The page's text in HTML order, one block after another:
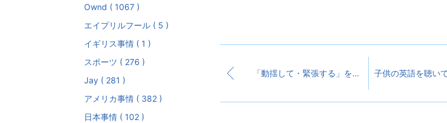
「動揺して・緊張する」を意味する“Upset”と“Nervous”の違い
Ownd ( 1067 )
エイプリルフール ( 5 )
イギリス事情 ( 1 )
スポーツ ( 276 )
Jay ( 281 )
アメリカ事情 ( 382 )
日本事情 ( 102 )